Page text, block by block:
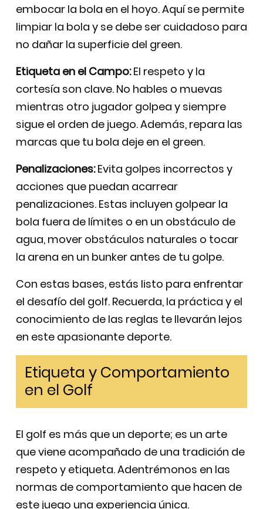
embocar la bola en el hoyo. Aquí se permite
limpiar la bola y se debe ser cuidadoso para
no dañar la superficie del green.
Etiqueta en el Campo:El respeto y la
cortesía son clave. No hables o muevas
mientras otro jugador golpea y siempre
sigue el orden de juego. Además, repara las
marcas que tu bola deje en el green.
Penalizaciones:Evita golpes incorrectos y
acciones que puedan acarrear
penalizaciones. Estas incluyen golpear la
bola fuera de límites o en un obstáculo de
agua, mover obstáculos naturales o tocar
la arena en un bunker antes de tu golpe.
Con estas bases, estás listo para enfrentar
el desafío del golf. Recuerda, la práctica y el
conocimiento de las reglas te llevarán lejos
en este apasionante deporte.
Etiqueta y Comportamiento
en el Golf
El golf es más que un deporte; es un arte
que viene acompañado de una tradición de
respeto y etiqueta. Adentrémonos en las
normas de comportamiento que hacen de
este juego una experiencia única.